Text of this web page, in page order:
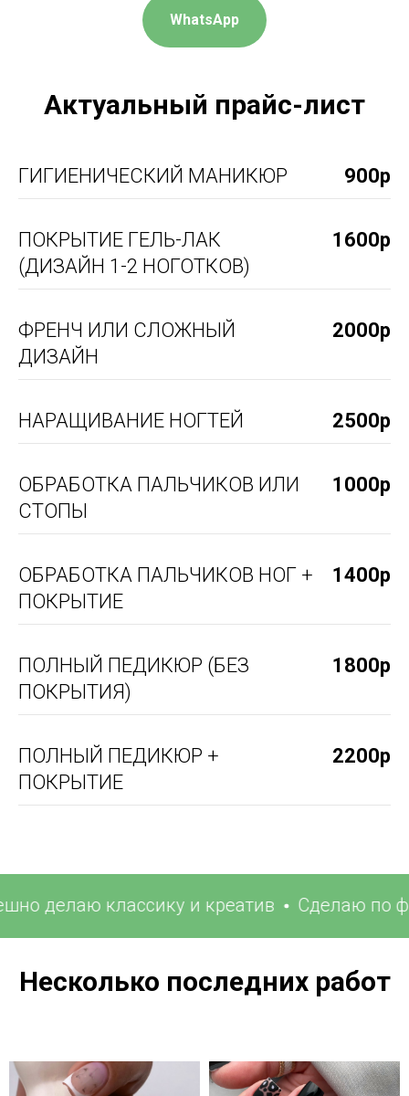
WhatsApp
Актуальный прайс-лист
ГИГИЕНИЧЕСКИЙ МАНИКЮР 900р
ПОКРЫТИЕ ГЕЛЬ-ЛАК
(ДИЗАЙН 1-2 НОГОТКОВ)
1600р
ФРЕНЧ ИЛИ СЛОЖНЫЙ
ДИЗАЙН
2000р
НАРАЩИВАНИЕ НОГТЕЙ 2500р
ОБРАБОТКА ПАЛЬЧИКОВ ИЛИ
СТОПЫ
1000р
ОБРАБОТКА ПАЛЬЧИКОВ НОГ +
ПОКРЫТИЕ
1400р
ПОЛНЫЙ ПЕДИКЮР (БЕЗ
ПОКРЫТИЯ)
1800р
ПОЛНЫЙ ПЕДИКЮР +
ПОКРЫТИЕ
2200р
классику и креатив Сделаю по фото,
Несколько последних работ